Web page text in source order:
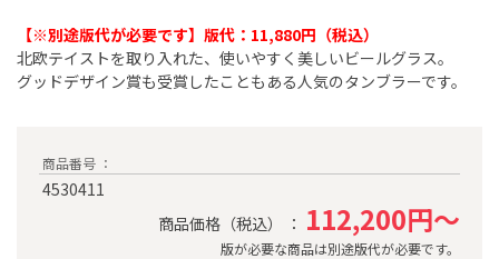
【※別途版代が必要です】版代：11,880円（税込）​
北欧テイストを取り入れた、使いやすく美しいビールグラス。
グッドデザイン賞も受賞したこともある人気のタンブラーです。
商品番号 ：
4530411
商品価格（税込） ： 112,200円～
版が必要な商品は別途版代が必要です。